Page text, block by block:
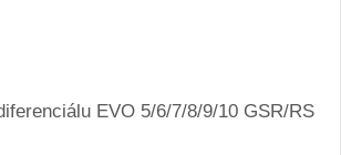
EVO 5/6/7/8/9/10 GSR/RS